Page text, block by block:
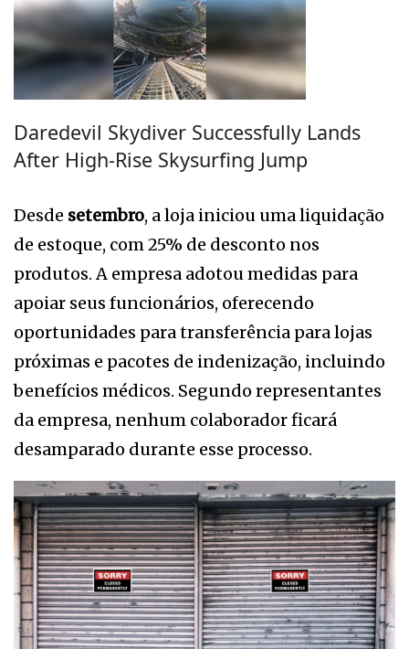
Daredevil Skydiver Successfully Lands
After High-Rise Skysurfing Jump
Desde setembro, a loja iniciou uma liquidação
de estoque, com 25% de desconto nos
produtos. A empresa adotou medidas para
apoiar seus funcionários, oferecendo
oportunidades para transferência para lojas
próximas e pacotes de indenização, incluindo
benefícios médicos. Segundo representantes
da empresa, nenhum colaborador ficará
desamparado durante esse processo.